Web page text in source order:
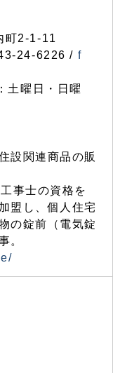
町2-1-11
24-6226 / f
土曜日・日曜
設関連商品の販
事士の資格を
盟し、個人住宅
の錠前（電気錠
。